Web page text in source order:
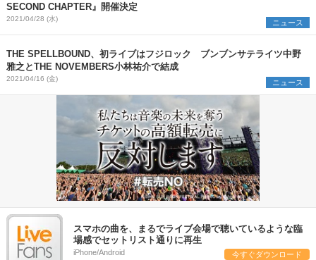
SECOND CHAPTER』開催決定
2021/04/28 (水) ニュース
THE SPELLBOUND、初ライブはフジロック ブンブンサテライツ中野
雅之とTHE NOVEMBERS小林祐介で結成
2021/04/16 (金) ニュース
スマホの曲を、まるでライブ会場で聴いているような臨
場感でセットリスト通りに再生
iPhone/Android 今すぐダウンロード